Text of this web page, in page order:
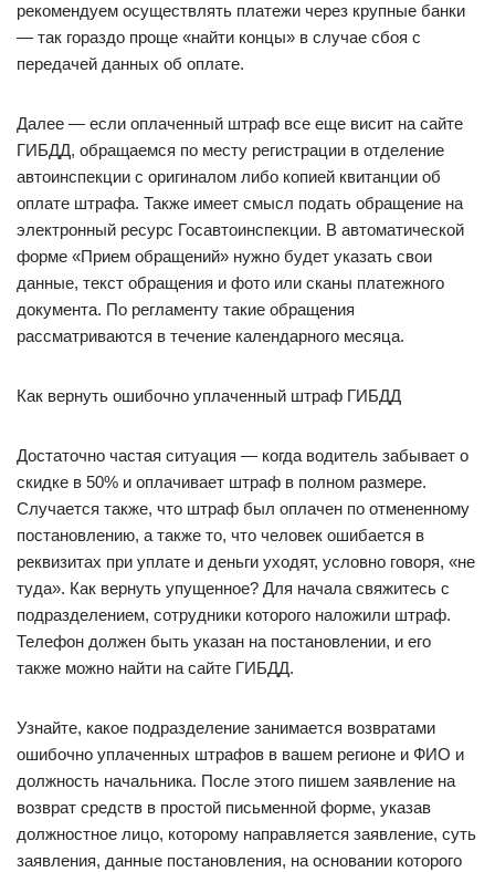
рекомендуем осуществлять платежи через крупные банки
— так гораздо проще «найти концы» в случае сбоя с
передачей данных об оплате.
Далее — если оплаченный штраф все еще висит на сайте
ГИБДД, обращаемся по месту регистрации в отделение
автоинспекции с оригиналом либо копией квитанции об
оплате штрафа. Также имеет смысл подать обращение на
электронный ресурс Госавтоинспекции. В автоматической
форме «Прием обращений» нужно будет указать свои
данные, текст обращения и фото или сканы платежного
документа. По регламенту такие обращения
рассматриваются в течение календарного месяца.
Как вернуть ошибочно уплаченный штраф ГИБДД
Достаточно частая ситуация — когда водитель забывает о
скидке в 50% и оплачивает штраф в полном размере.
Случается также, что штраф был оплачен по отмененному
постановлению, а также то, что человек ошибается в
реквизитах при уплате и деньги уходят, условно говоря, «не
туда». Как вернуть упущенное? Для начала свяжитесь с
подразделением, сотрудники которого наложили штраф.
Телефон должен быть указан на постановлении, и его
также можно найти на сайте ГИБДД.
Узнайте, какое подразделение занимается возвратами
ошибочно уплаченных штрафов в вашем регионе и ФИО и
должность начальника. После этого пишем заявление на
возврат средств в простой письменной форме, указав
должностное лицо, которому направляется заявление, суть
заявления, данные постановления, на основании которого